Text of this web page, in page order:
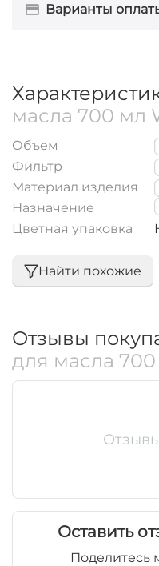
Варианты
масла 700 мл
Объем
Фильтр
Материал изделия
Назначение
Цветная упаковка
Найти похожие
Отзывы
для масла
Оставить
Поделитесь